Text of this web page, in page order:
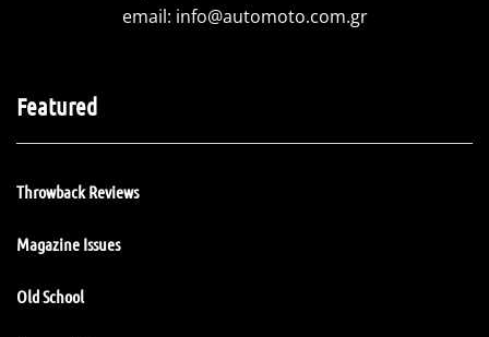
email: info@automoto.com.gr
Featured
Throwback Reviews
Magazine Issues
Old School